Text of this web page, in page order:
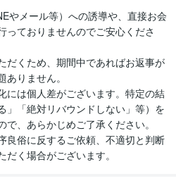
やメール等）への誘導や、直接お会
っておりませんのでご安心くださ
だくため、期間中であればお返事が
りません。
には個人差がございます。特定の結
」「絶対リバウンドしない」等）を
、あらかじめご了承ください。
良俗に反するご依頼、不適切と判断
く場合がございます。